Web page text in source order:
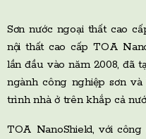
Sơn nước ngoại thất cao
nội thất cao cấp TOA
lần đầu vào năm 2008, đã
ngành công nghiệp sơn
trình nhà ở trên khắp cả
TOA NanoShield, với